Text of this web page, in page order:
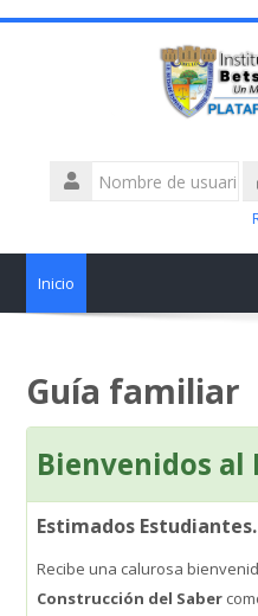
Nombre
de
Inicio
Talleres alertas académicas
¿Tiene Dificultades?
Nosotros
SIEPE
Guía familiar
Bienvenidos al
Estimados Estudiantes.
Recibe una calurosa
Construcción del Saber